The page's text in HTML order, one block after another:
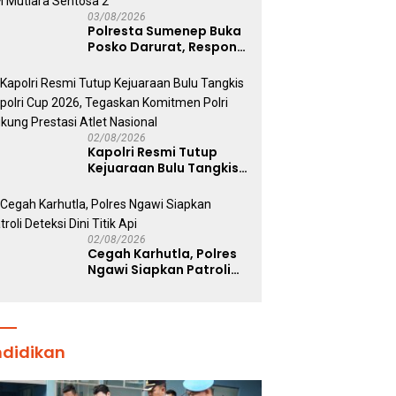
03/08/2026
Polresta Sumenep Buka
Posko Darurat, Respon
Korban Kebakaran KM
Mutiara Sentosa 2
02/08/2026
Kapolri Resmi Tutup
Kejuaraan Bulu Tangkis
Tegaskan Komitmen
Polri Dukung Prestasi
Atlet Nasional
02/08/2026
Cegah Karhutla, Polres
Ngawi Siapkan Patroli